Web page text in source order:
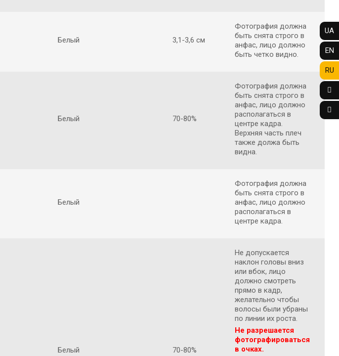
Белый 3,1-3,6 см
Фотография должна
быть снята строго в
анфас, лицо должно
быть четко видно.
Белый 70-80%
Фотография должна
быть снята строго в
анфас, лицо должно
располагаться в
центре кадра.
Верхняя часть плеч
также должа быть
видна.
Белый
Фотография должна
быть снята строго в
анфас, лицо должно
располагаться в
центре кадра.
Белый 70-80%
Не допускается
наклон головы вниз
или вбок, лицо
должно смотреть
прямо в кадр,
желательно чтобы
волосы были убраны
по линии их роста.
Не разрешается
фотографироваться
в очках.
UA
EN
RU